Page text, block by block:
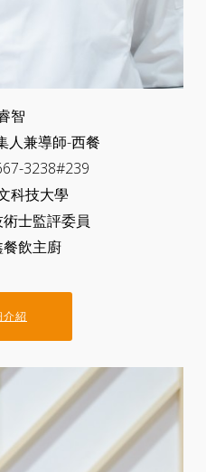
智
人兼導師-西餐
3238#239
科技大學
士監評委員
飲主廚
介紹